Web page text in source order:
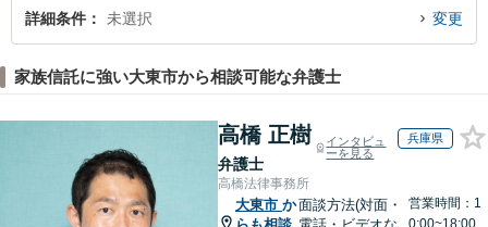
詳細条件 未選択 変更
家族信託に強い大東市から相談可能な弁護士
高橋 正樹
弁護士
インタビュ
ーを見る
兵庫県
高橋法律事務所
大東市 か
らも相談
面談方法(対面・
電話・ビデオな
営業時間：1
0:00~18:00